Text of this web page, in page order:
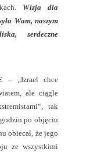
Wizja dla
Wam, naszym
serdeczne
– „Izrael chce
ale ciągle
tak
po objęciu
obiecał, że jego
ze wszystkimi